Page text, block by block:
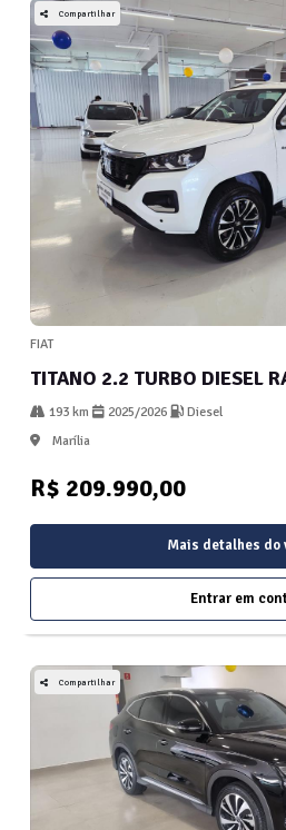
Compartilhar
FIAT
TITANO 2.2 TURBO DIESEL
193 km 2025/2026
Diesel
Marília
R$ 209.990,00
Mais detalhes do
Entrar em
Compartilhar